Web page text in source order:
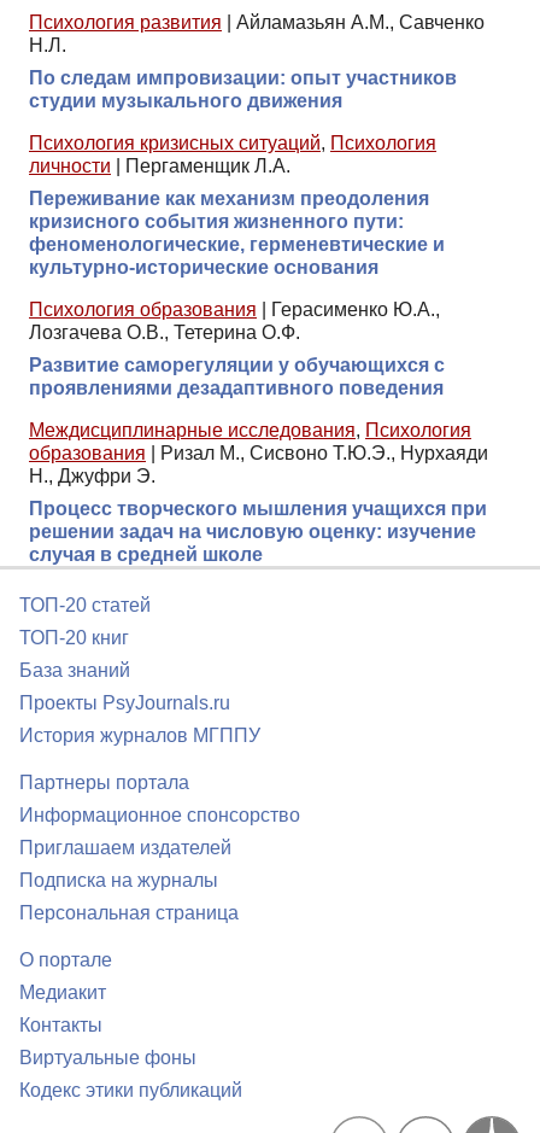
Психология развития
Айламазьян А.М., Савченко
Н.Л.
По следам импровизации: опыт участников
студии музыкального движения
Психология кризисных ситуаций, Психология
личности
Пергаменщик Л.А.
Переживание как механизм преодоления
кризисного события жизненного пути:
феноменологические, герменевтические и
культурно-исторические основания
Психология образования
Герасименко Ю.А.,
Лозгачева О.В., Тетерина О.Ф.
Развитие саморегуляции у обучающихся с
проявлениями дезадаптивного поведения
Междисциплинарные исследования, Психология
образования
Ризал М., Сисвоно Т.Ю.Э., Нурхаяди
Н., Джуфри Э.
Процесс творческого мышления учащихся при
решении задач на числовую оценку: изучение
случая в средней школе
ТОП-20 статей
ТОП-20 книг
База знаний
Проекты PsyJournals.ru
История журналов МГППУ
Партнеры портала
Информационное спонсорство
Приглашаем издателей
Подписка на журналы
Персональная страница
О портале
Медиакит
Контакты
Виртуальные фоны
Кодекс этики публикаций